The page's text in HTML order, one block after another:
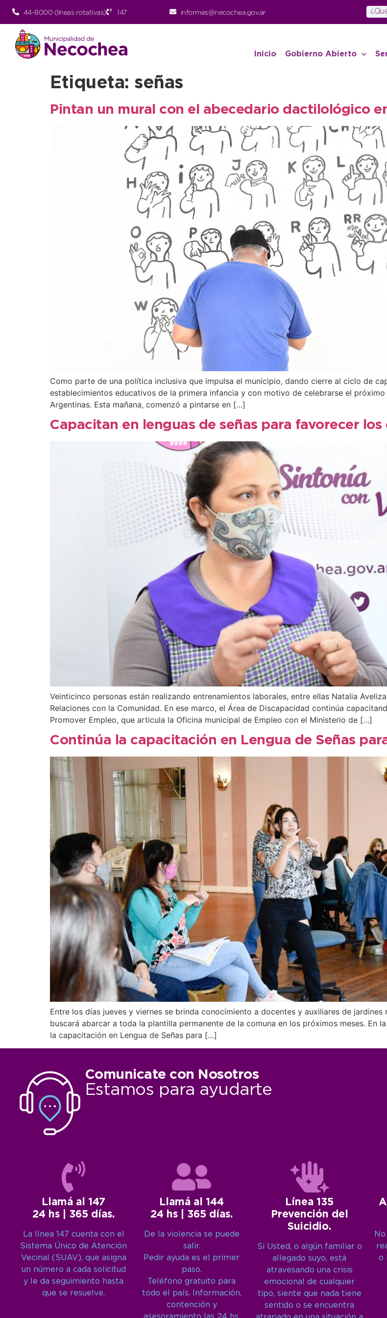
44-8000 (lineas rotativas) 147 informes@necochea.gov.ar
Inicio Gobierno Abierto
Etiqueta: señas
Pintan un mural con el abecedario dactilológico
Como parte de una política inclusiva que impulsa el municipio, dando cierre al ciclo de
establecimientos educativos de la primera infancia y con motivo de celebrarse el
Argentinas. Esta mañana, comenzó a pintarse en […]
Capacitan en lenguas de señas para favorecer
Veinticinco personas están realizando entrenamientos laborales, entre ellas Natalia
Relaciones con la Comunidad. En ese marco, el Área de Discapacidad continúa
Promover Empleo, que articula la Oficina municipal de Empleo con el Ministerio de […]
Continúa la capacitación en Lengua de Señas
Entre los días jueves y viernes se brinda conocimiento a docentes y auxiliares de
buscará abarcar a toda la plantilla permanente de la comuna en los próximos meses. En
la capacitación en Lengua de Señas para […]
Comunicate con Nosotros
Estamos para ayudarte
Llamá al 147
24 hs | 365 días.
La línea 147 cuenta con el
Sistema Único de Atención
Vecinal (SUAV), que asigna
un número a cada solicitud
y le da seguimiento hasta
que se resuelve.
Llamá al 144
24 hs | 365 días.
De la violencia se puede
salir.
Pedir ayuda es el primer
paso.
Teléfono gratuito para
todo el país. Información,
contención y
Línea 135
Prevención del
Suicidio.
Si Usted, o algún familiar o
allegado suyo, está
atravesando una crisis
emocional de cualquier
tipo, siente que nada tiene
sentido o se encuentra
o